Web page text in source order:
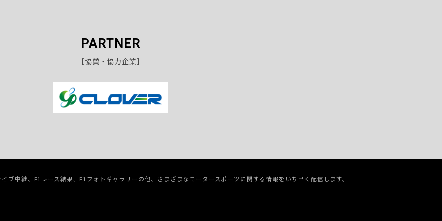
PARTNER
［協賛・協力企業］
ブ中継、F1レース結果、F1フォトギャラリーの他、さまざまなモータースポーツに関する情報をいち早く配信します。